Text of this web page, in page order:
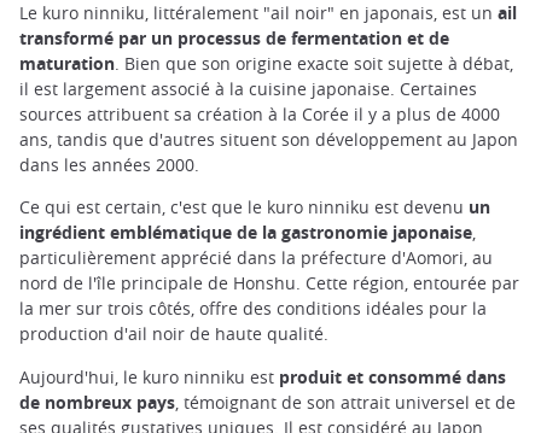
Le kuro ninniku, littéralement "ail noir" en japonais, est un ail
transformé par un processus de fermentation et de
maturation. Bien que son origine exacte soit sujette à débat,
il est largement associé à la cuisine japonaise. Certaines
sources attribuent sa création à la Corée il y a plus de 4000
ans, tandis que d'autres situent son développement au Japon
dans les années 2000.
Ce qui est certain, c'est que le kuro ninniku est devenu un
ingrédient emblématique de la gastronomie japonaise,
particulièrement apprécié dans la préfecture d'Aomori, au
nord de l'île principale de Honshu. Cette région, entourée par
la mer sur trois côtés, offre des conditions idéales pour la
production d'ail noir de haute qualité.
Aujourd'hui, le kuro ninniku est produit et consommé dans
de nombreux pays , témoignant de son attrait universel et de
ses qualités gustatives uniques. Il est considéré au Japon